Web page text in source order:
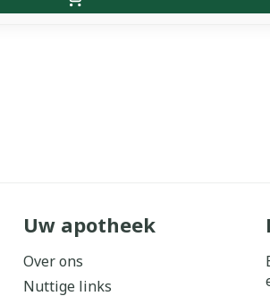
Uw apotheek
Over ons
Nuttige links